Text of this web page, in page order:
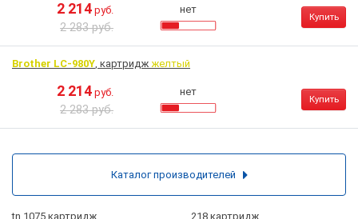
2 214 руб.
2 283 руб.
нет
Купить
Brother LC-980Y, картридж желтый
2 214 руб.
2 283 руб.
нет
Купить
tn 1075 картридж 218 картридж